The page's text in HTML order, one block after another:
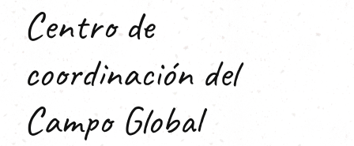
Centro de
coordinación del
Campo Global